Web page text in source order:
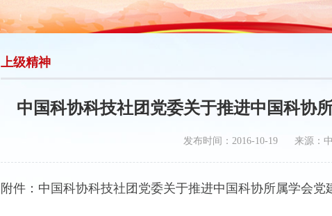
上级精神
中国科协科技社团党委关于推进中国科协
发布时间：2016-10-19 来源：
附件： 中国科协科技社团党委关于推进中国科协所属学会党